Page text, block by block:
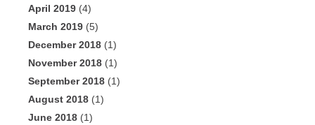
April 2019 (4)
March 2019 (5)
December 2018 (1)
November 2018 (1)
September 2018 (1)
August 2018 (1)
June 2018 (1)